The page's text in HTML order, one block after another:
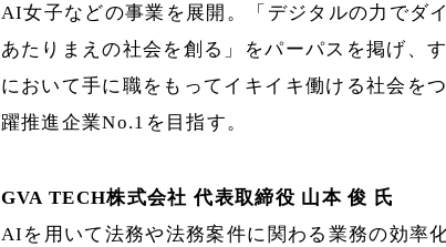
AI女子などの事業を展開。「デジタルの力でダ
あたりまえの社会を創る」をパーパスを掲げ、
において手に職をもってイキイキ働ける社会を
躍推進企業No.1を目指す。
GVA TECH株式会社 代表取締役 山本 俊 氏
AIを用いて法務や法務案件に関わる業務の効率